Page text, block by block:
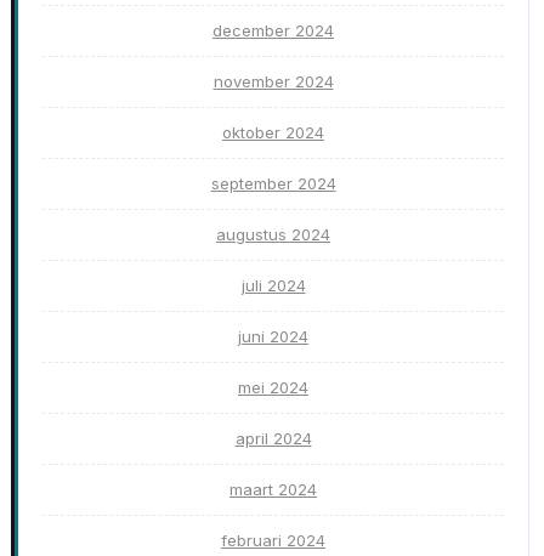
december 2024
november 2024
oktober 2024
september 2024
augustus 2024
juli 2024
juni 2024
mei 2024
april 2024
maart 2024
februari 2024